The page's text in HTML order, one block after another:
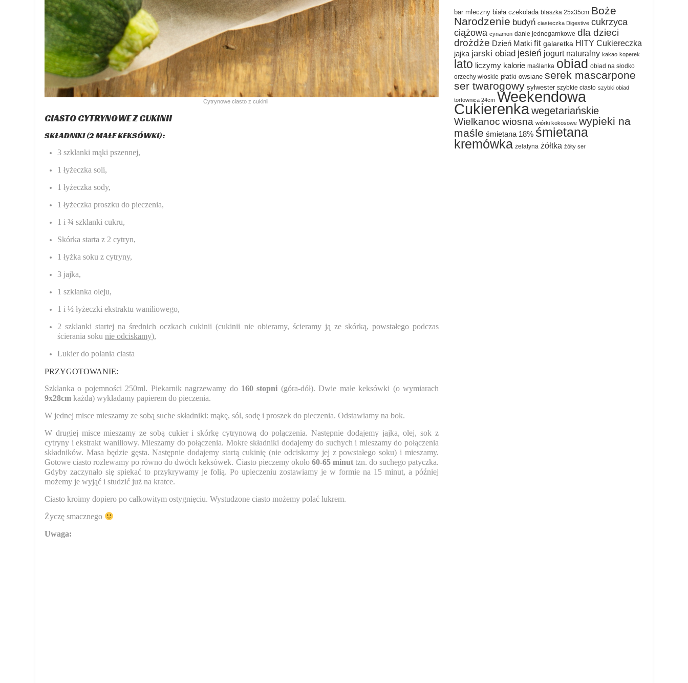
Cytrynowe ciasto z cukinii
CIASTO CYTRYNOWE Z CUKINII
SKŁADNIKI (2 MAŁE KEKSÓWKI):
3 szklanki mąki pszennej,
1 łyżeczka soli,
1 łyżeczka sody,
1 łyżeczka proszku do pieczenia,
1 i ¾ szklanki cukru,
Skórka starta z 2 cytryn,
1 łyżka soku z cytryny,
3 jajka,
1 szklanka oleju,
1 i ½ łyżeczki ekstraktu waniliowego,
2 szklanki startej na średnich oczkach cukinii (cukinii nie obieramy, ścieramy ją ze skórką, powstałego podczas
ścierania soku nie odciskamy),
Lukier do polania ciasta
PRZYGOTOWANIE:
Szklanka o pojemności 250ml. Piekarnik nagrzewamy do 160 stopni (góra-dół). Dwie małe keksówki (o wymiarach
9x28cm każda) wykładamy papierem do pieczenia.
W jednej misce mieszamy ze sobą suche składniki: mąkę, sól, sodę i proszek do pieczenia. Odstawiamy na bok.
W drugiej misce mieszamy ze sobą cukier i skórkę cytrynową do połączenia. Następnie dodajemy jajka, olej, sok z
cytryny i ekstrakt waniliowy. Mieszamy do połączenia. Mokre składniki dodajemy do suchych i mieszamy do połączenia
składników. Masa będzie gęsta. Następnie dodajemy startą cukinię (nie odciskamy jej z powstałego soku) i mieszamy.
Gotowe ciasto rozlewamy po równo do dwóch keksówek. Ciasto pieczemy około 60-65 minuttzn. do suchego patyczka.
Gdyby zaczynało się spiekać to przykrywamy je folią. Po upieczeniu zostawiamy je w formie na 15 minut, a później
możemy je wyjąć i studzić już na kratce.
Ciasto kroimy dopiero po całkowitym ostygnięciu. Wystudzone ciasto możemy polać lukrem.
Życzę smacznego
Uwaga:
bar mleczny biała czekolada blaszka 25x35cm Boże
Narodzenie budyń ciasteczka Digestive cukrzyca
ciążowa cynamon danie jednogarnkowe dla dzieci
drożdże Dzień Matki fit galaretka HITY Cukiereczka
jajka jarski obiad jesień jogurt naturalny kakao koperek
lato liczymy kalorie maślanka obiad obiad na słodko
orzechy włoskie płatki owsiane serek mascarpone
ser twarogowy sylwester szybkie ciasto szybki obiad
tortownica 24cm Weekendowa
Cukierenkawegetariańskie
Wielkanoc wiosna wiórki kokosowe wypieki na
maśle śmietana 18% śmietana
kremówka żelatyna żółtka żółty ser